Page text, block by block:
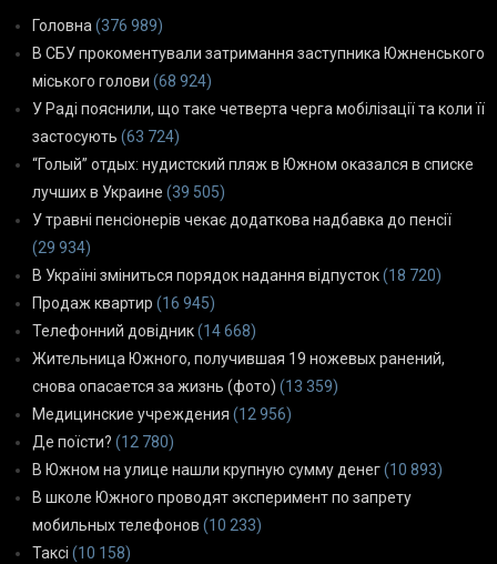
Головна(376 989)
В СБУ прокоментували затримання заступника Южненського
міського голови (68 924)
У Раді пояснили, що таке четверта черга мобілізації та коли її
застосують (63 724)
“Голый” отдых: нудистский пляж в Южном оказался в списке
лучших в Украине (39 505)
У травні пенсіонерів чекає додаткова надбавка до пенсії
(29 934)
В Україні зміниться порядок надання відпусток(18 720)
Продаж квартир (16 945)
Телефонний довідник(14 668)
Жительница Южного, получившая 19 ножевых ранений,
снова опасается за жизнь (фото) (13 359)
Медицинские учреждения (12 956)
Де поїсти? (12 780)
В Южном на улице нашли крупную сумму денег(10 893)
В школе Южного проводят эксперимент по запрету
мобильных телефонов (10 233)
Таксі (10 158)